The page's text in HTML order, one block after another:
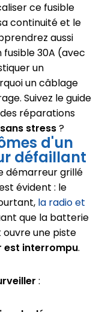
ce fusible
continuité et le
aussi
30A (avec
un
un câblage
Suivez le guide
réparations
stress?
d'un
défaillant
démarreur grillé
évident : le
la radio et
que la batterie
ouvre une piste
est interrompu.
: